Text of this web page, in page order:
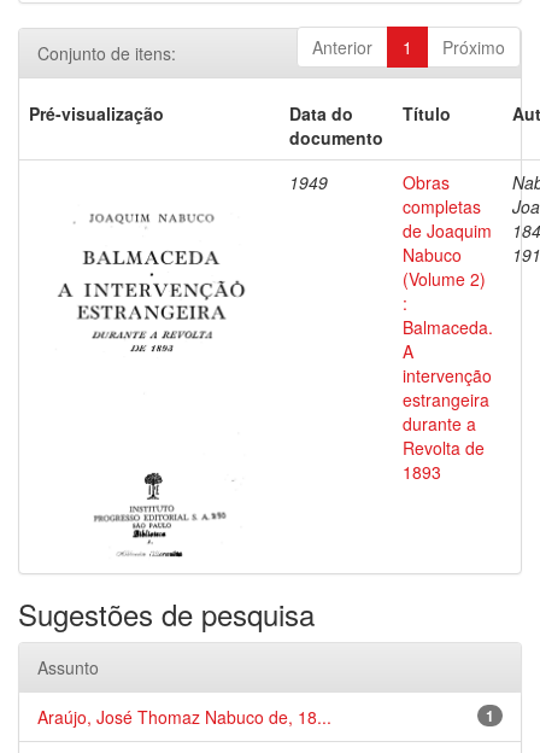
Anterior 1 Próximo
Conjunto de itens:
Pré-visualização
Data do
documento
Título
1949
Obras
completas
de Joaquim
Nabuco
(Volume 2)
:
Balmaceda.
A
intervenção
estrangeira
durante a
Revolta de
1893
Sugestões de pesquisa
Assunto
1
Araújo, José Thomaz Nabuco de, 18...